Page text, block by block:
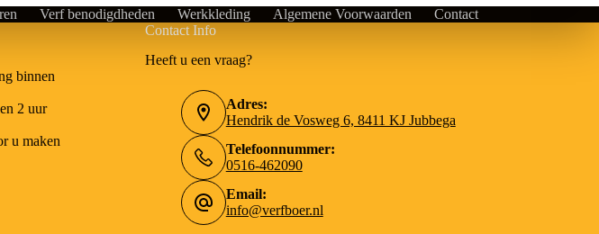
Verf benodigdheden Werkkleding Algemene Voorwaarden
Contact
binnen
2 uur
u maken
Contact Info
Heeft u een vraag?
Adres:
Hendrik de Vosweg 6, 8411 KJ Jubbega
Telefoonnummer:
0516-462090
Email:
info@verfboer.nl